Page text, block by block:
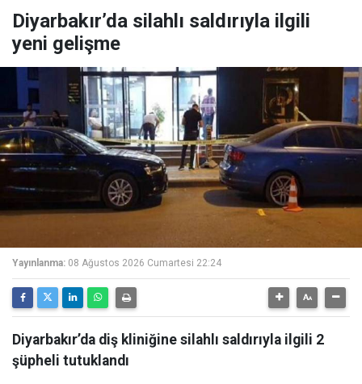
Diyarbakır’da silahlı saldırıyla ilgili
yeni gelişme
Yayınlanma: 08 Ağustos 2026 Cumartesi 22:24
Diyarbakır’da diş kliniğine silahlı saldırıyla ilgili 2
şüpheli tutuklandı